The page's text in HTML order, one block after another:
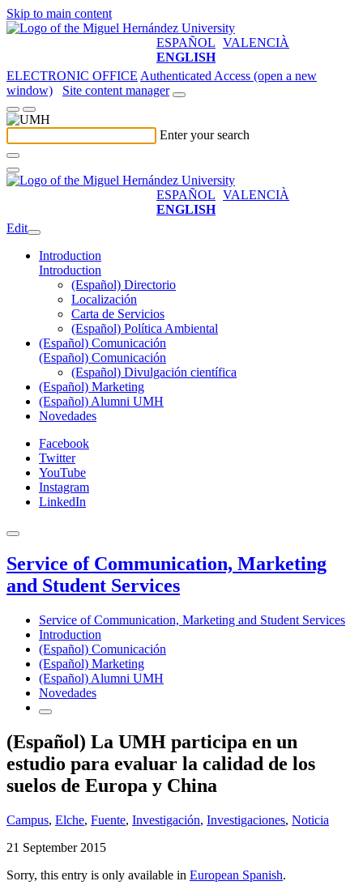
Skip to main content
ESPAÑOL VALENCIÀ
ENGLISH
ELECTRONIC OFFICE Authenticated Access (open a new
window)
Site content manager
Enter your search
ESPAÑOL VALENCIÀ
ENGLISH
Edit
Introduction
Introduction
(Español) Directorio
Localización
Carta de Servicios
(Español) Política Ambiental
(Español) Comunicación
(Español) Comunicación
(Español) Divulgación científica
(Español) Marketing
(Español) Alumni UMH
Novedades
Facebook
Twitter
YouTube
Instagram
LinkedIn
Service of Communication, Marketing
and Student Services
Service of Communication, Marketing and Student Services
Introduction
(Español) Comunicación
(Español) Marketing
(Español) Alumni UMH
Novedades
(Español) La UMH participa en un
estudio para evaluar la calidad de los
suelos de Europa y China
Campus, Elche, Fuente, Investigación, Investigaciones, Noticia
21 September 2015
Sorry, this entry is only available in European Spanish.